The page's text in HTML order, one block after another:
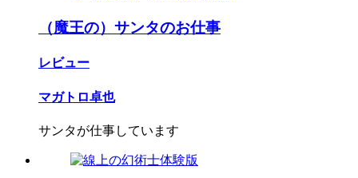
（魔王の）サンタのお仕事
レビュー
マガトロ卓也
サンタが仕事しています